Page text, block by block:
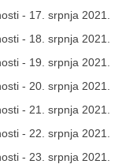
- 17. srpnja 2021.
- 18. srpnja 2021.
- 19. srpnja 2021.
- 20. srpnja 2021.
- 21. srpnja 2021.
- 22. srpnja 2021.
- 23. srpnja 2021.